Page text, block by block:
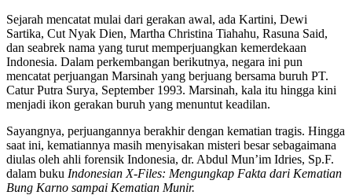
Sejarah mencatat mulai dari gerakan awal, ada Kartini, Dewi
Sartika, Cut Nyak Dien, Martha Christina Tiahahu, Rasuna Said,
dan seabrek nama yang turut memperjuangkan kemerdekaan
Indonesia. Dalam perkembangan berikutnya, negara ini pun
mencatat perjuangan Marsinah yang berjuang bersama buruh PT.
Catur Putra Surya, September 1993. Marsinah, kala itu hingga kini
menjadi ikon gerakan buruh yang menuntut keadilan.
Sayangnya, perjuangannya berakhir dengan kematian tragis. Hingga
saat ini, kematiannya masih menyisakan misteri besar sebagaimana
diulas oleh ahli forensik Indonesia, dr. Abdul Mun’im Idries, Sp.F.
dalam buku Indonesian X-Files: Mengungkap Fakta dari Kematian
Bung Karno sampai Kematian Munir.